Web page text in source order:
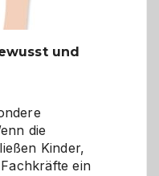
und
die
Kinder,
ein